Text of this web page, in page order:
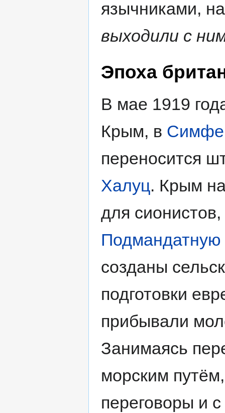
язычниками,
выходили с
Эпоха
В мае 1919
Крым, в
переносится
Халуц. Крым
для
Подмандатную
созданы
подготовки
прибывали
Занимаясь
морским
переговоры и